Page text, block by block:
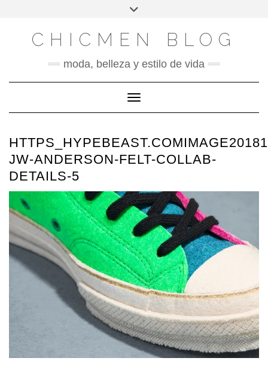
Alternar
cabecera
CHICMEN BLOG
moda, belleza y estilo de vida
Cambiar modo de navegación
JW-ANDERSON-FELT-COLLAB-
DETAILS-5